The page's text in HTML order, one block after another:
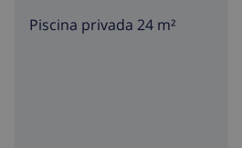
Piscina privada 24 m²